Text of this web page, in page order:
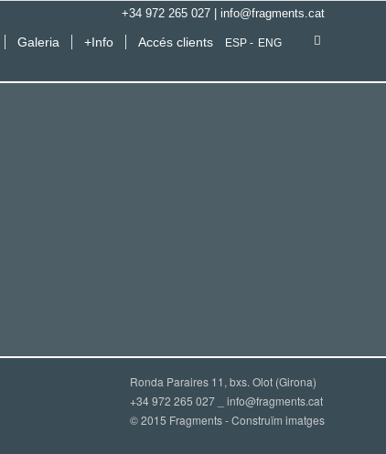
+34 972 265 027 info@fragments.cat
Galeria +Info Accés clients ESP ENG
Ronda Paraires 11, bxs. Olot (Girona)
+34 972 265 027 _ info@fragments.cat
© 2015 Fragments - Construïm imatges